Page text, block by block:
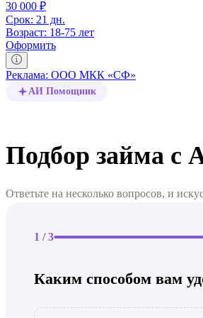
30 000 ₽
Срок: 21 дн.
Возраст: 18-75 лет
Оформить
Реклама: ООО МКК «СФ»
АИ Помощник
Подбор займа с
Ответьте на несколько вопросов, и
1 /3
Каким способом вам